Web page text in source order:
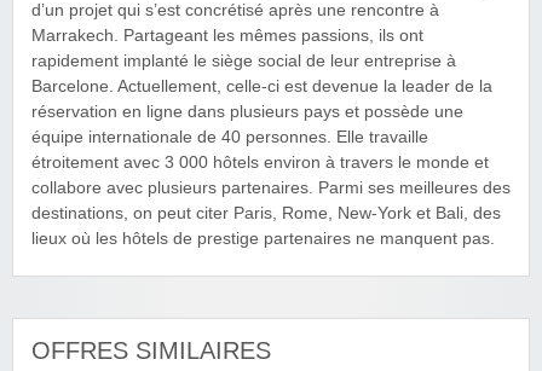
d’un projet qui s’est concrétisé après une rencontre à
Marrakech. Partageant les mêmes passions, ils ont
rapidement implanté le siège social de leur entreprise à
Barcelone. Actuellement, celle-ci est devenue la leader de la
réservation en ligne dans plusieurs pays et possède une
équipe internationale de 40 personnes. Elle travaille
étroitement avec 3 000 hôtels environ à travers le monde et
collabore avec plusieurs partenaires. Parmi ses meilleures des
destinations, on peut citer Paris, Rome, New-York et Bali, des
lieux où les hôtels de prestige partenaires ne manquent pas.
OFFRES SIMILAIRES